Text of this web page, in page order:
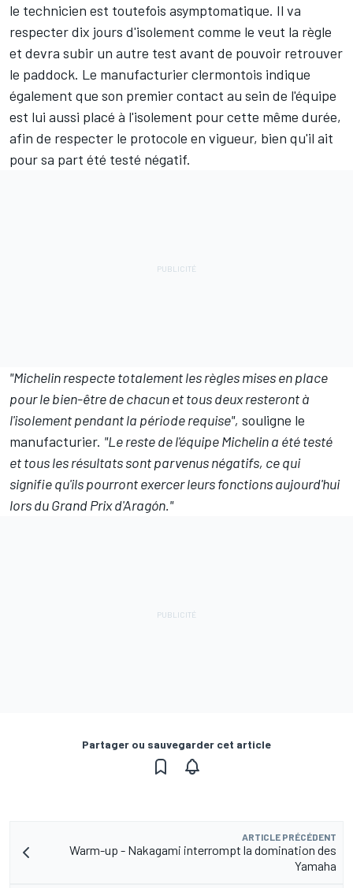
le technicien est toutefois asymptomatique. Il va
respecter dix jours d'isolement comme le veut la règle
et devra subir un autre test avant de pouvoir retrouver
le paddock. Le manufacturier clermontois indique
également que son premier contact au sein de l'équipe
est lui aussi placé à l'isolement pour cette même durée,
afin de respecter le protocole en vigueur, bien qu'il ait
pour sa part été testé négatif.
"Michelin respecte totalement les règles mises en place
pour le bien-être de chacun et tous deux resteront à
l'isolement pendant la période requise", souligne le
manufacturier. "Le reste de l'équipe Michelin a été testé
et tous les résultats sont parvenus négatifs, ce qui
signifie qu'ils pourront exercer leurs fonctions aujourd'hui
lors du Grand Prix d'Aragón."
Partager ou sauvegarder cet article
ARTICLE PRÉCÉDENT
Warm-up - Nakagami interrompt la domination des
Yamaha